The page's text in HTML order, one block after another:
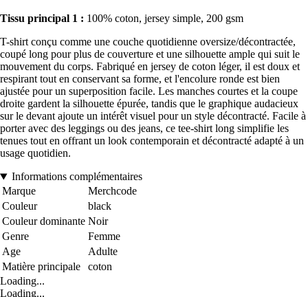
Tissu principal 1 : 100% coton, jersey simple, 200 gsm
T-shirt conçu comme une couche quotidienne oversize/décontractée,
coupé long pour plus de couverture et une silhouette ample qui suit le
mouvement du corps. Fabriqué en jersey de coton léger, il est doux et
respirant tout en conservant sa forme, et l'encolure ronde est bien
ajustée pour un superposition facile. Les manches courtes et la coupe
droite gardent la silhouette épurée, tandis que le graphique audacieux
sur le devant ajoute un intérêt visuel pour un style décontracté. Facile à
porter avec des leggings ou des jeans, ce tee-shirt long simplifie les
tenues tout en offrant un look contemporain et décontracté adapté à un
usage quotidien.
Informations complémentaires
Marque
Merchcode
Couleur
black
Couleur dominante Noir
Genre
Femme
Age
Adulte
Matière principale
coton
Loading...
Loading...